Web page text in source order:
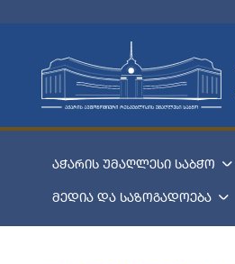
აჭარის უმაღლესი საბჭო
მედია და საზოგადოება